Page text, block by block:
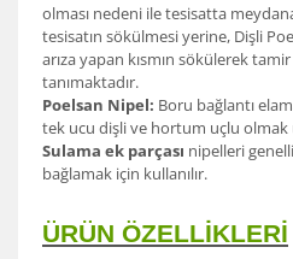
olması nedeni ile tesisatta
tesisatın sökülmesi yerine, Dişli
arıza yapan kısmın sökülerek
tanımaktadır.
Poelsan Nipel: Boru bağlantı
tek ucu dişli ve hortum uçlu olmak
Sulama ek parçası nipelleri
bağlamak için kullanılır.
ÜRÜN ÖZELLİKLERİ